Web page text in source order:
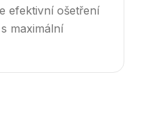
efektivní ošetření
maximální